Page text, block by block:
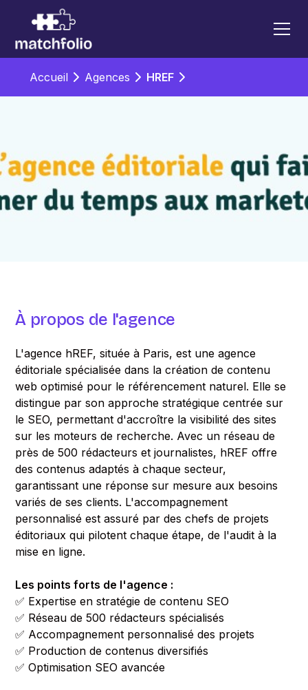
Accueil Agences HREF
À propos de l'agence
L'agence hREF, située à Paris, est une agence
éditoriale spécialisée dans la création de contenu
web optimisé pour le référencement naturel. Elle se
distingue par son approche stratégique centrée sur
le SEO, permettant d'accroître la visibilité des sites
sur les moteurs de recherche. Avec un réseau de
près de 500 rédacteurs et journalistes, hREF offre
des contenus adaptés à chaque secteur,
garantissant une réponse sur mesure aux besoins
variés de ses clients. L'accompagnement
personnalisé est assuré par des chefs de projets
éditoriaux qui pilotent chaque étape, de l'audit à la
mise en ligne.
Les points forts de l'agence :
✅ Expertise en stratégie de contenu SEO
✅ Réseau de 500 rédacteurs spécialisés
✅ Accompagnement personnalisé des projets
✅ Production de contenus diversifiés
✅ Optimisation SEO avancée